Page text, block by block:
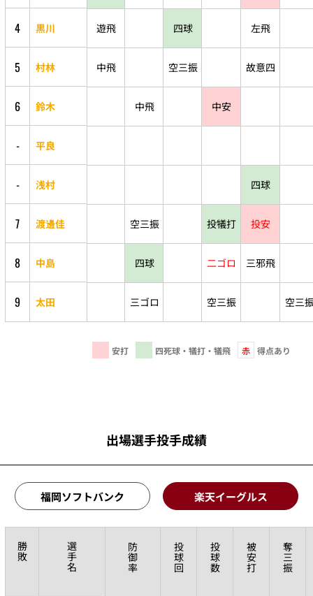
4 黒川 遊飛 四球 左飛
5 村林 中飛 空三振 故意四
6 鈴木 中飛 中安
- 平良
- 浅村 四球
7 渡邊佳 空三振 投犠打 投安
8 中島 四球 二ゴロ 三邪飛
9 太田 三ゴロ 空三振 空三
安打 四死球・犠打・犠飛 赤 得点あり
出場選手投手成績
福岡ソフトバンク 楽天イーグルス
勝
敗
選
手
名
防
御
率
投
球
回
投
球
数
被
安
打
奪
三
振